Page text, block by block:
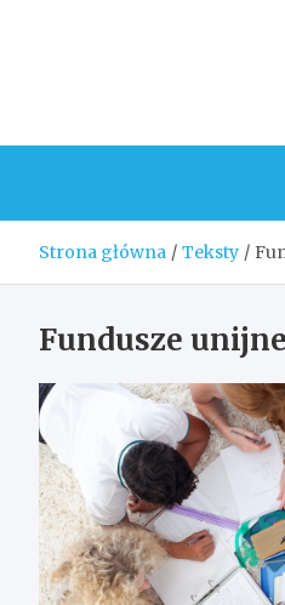
Strona główna Teksty
Fundusze unijne